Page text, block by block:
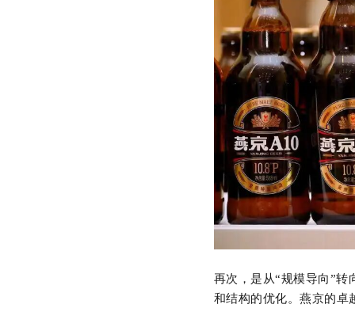
再次，是从“规模导向”转
和结构的优化。燕京的卓